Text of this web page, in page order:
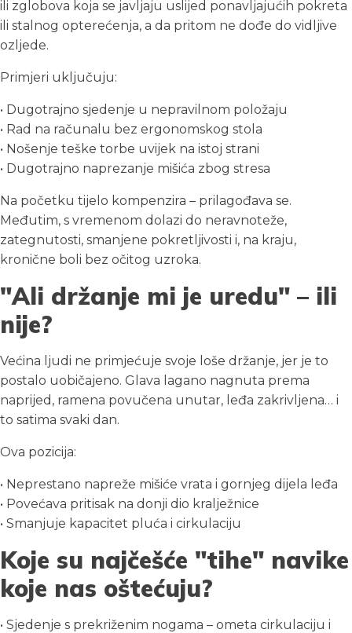
ili zglobova koja se javljaju uslijed ponavljajućih pokreta
ili stalnog opterećenja, a da pritom ne dođe do vidljive
ozljede.
Primjeri uključuju:
• Dugotrajno sjedenje u nepravilnom položaju
• Rad na računalu bez ergonomskog stola
• Nošenje teške torbe uvijek na istoj strani
• Dugotrajno naprezanje mišića zbog stresa
Na početku tijelo kompenzira – prilagođava se.
Međutim, s vremenom dolazi do neravnoteže,
zategnutosti, smanjene pokretljivosti i, na kraju,
kronične boli bez očitog uzroka.
"Ali držanje mi je uredu" – ili
nije?
Većina ljudi ne primjećuje svoje loše držanje, jer je to
postalo uobičajeno. Glava lagano nagnuta prema
naprijed, ramena povučena unutar, leđa zakrivljena… i
to satima svaki dan.
Ova pozicija:
• Neprestano napreže mišiće vrata i gornjeg dijela leđa
• Povećava pritisak na donji dio kralježnice
• Smanjuje kapacitet pluća i cirkulaciju
Koje su najčešće "tihe" navike
koje nas oštećuju?
• Sjedenje s prekriženim nogama – ometa cirkulaciju i